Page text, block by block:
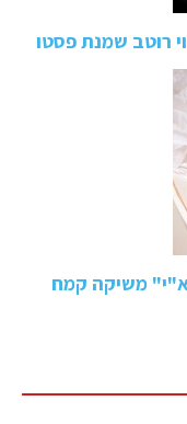
רוטב שמנת פסטו
משיקה קמח